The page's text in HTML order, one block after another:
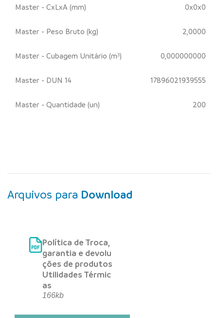
Master - CxLxA (mm) 0x0x0
Master - Peso Bruto (kg) 2,0000
Master - Cubagem Unitário (m³) 0,000000000
Master - DUN 14 17896021939555
Master - Quantidade (un) 200
Arquivos para Download
Política de Troca,
garantia e devolu
ções de produtos
Utilidades Térmic
as
166kb